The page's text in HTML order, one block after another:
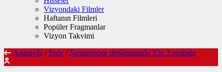
Vizyondaki Filmler
Haftanın Filmleri
Popüler Fragmanlar
Vizyon Takvimi
Anasayfa / Spor / Samsunspor deplasmanda 3’te 3 peşinde